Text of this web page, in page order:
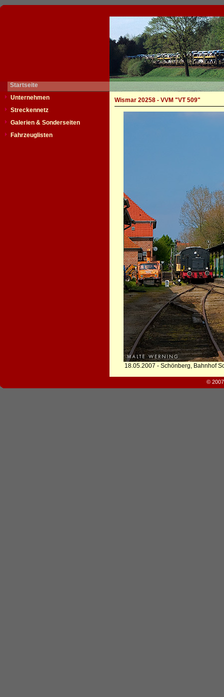
Startseite
Unternehmen
Streckennetz
Galerien & Sonderseiten
Fahrzeuglisten
Wismar 20258 - VVM "VT 509"
18.05.2007 - Schönberg, Bahnhof
©